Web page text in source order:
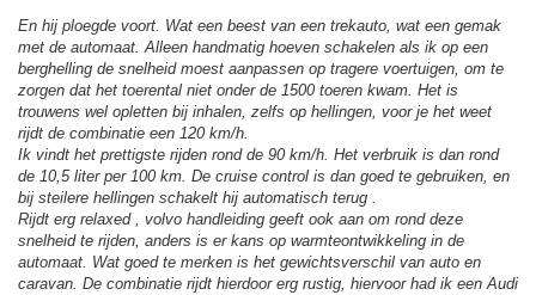
En hij ploegde voort. Wat een beest van een trekauto, wat een gemak
met de automaat. Alleen handmatig hoeven schakelen als ik op een
berghelling de snelheid moest aanpassen op tragere voertuigen, om te
zorgen dat het toerental niet onder de 1500 toeren kwam. Het is
trouwens wel opletten bij inhalen, zelfs op hellingen, voor je het weet
rijdt de combinatie een 120 km/h.
Ik vindt het prettigste rijden rond de 90 km/h. Het verbruik is dan rond
de 10,5 liter per 100 km. De cruise control is dan goed te gebruiken, en
bij steilere hellingen schakelt hij automatisch terug .
Rijdt erg relaxed , volvo handleiding geeft ook aan om rond deze
snelheid te rijden, anders is er kans op warmteontwikkeling in de
automaat. Wat goed te merken is het gewichtsverschil van auto en
caravan. De combinatie rijdt hierdoor erg rustig, hiervoor had ik een Audi